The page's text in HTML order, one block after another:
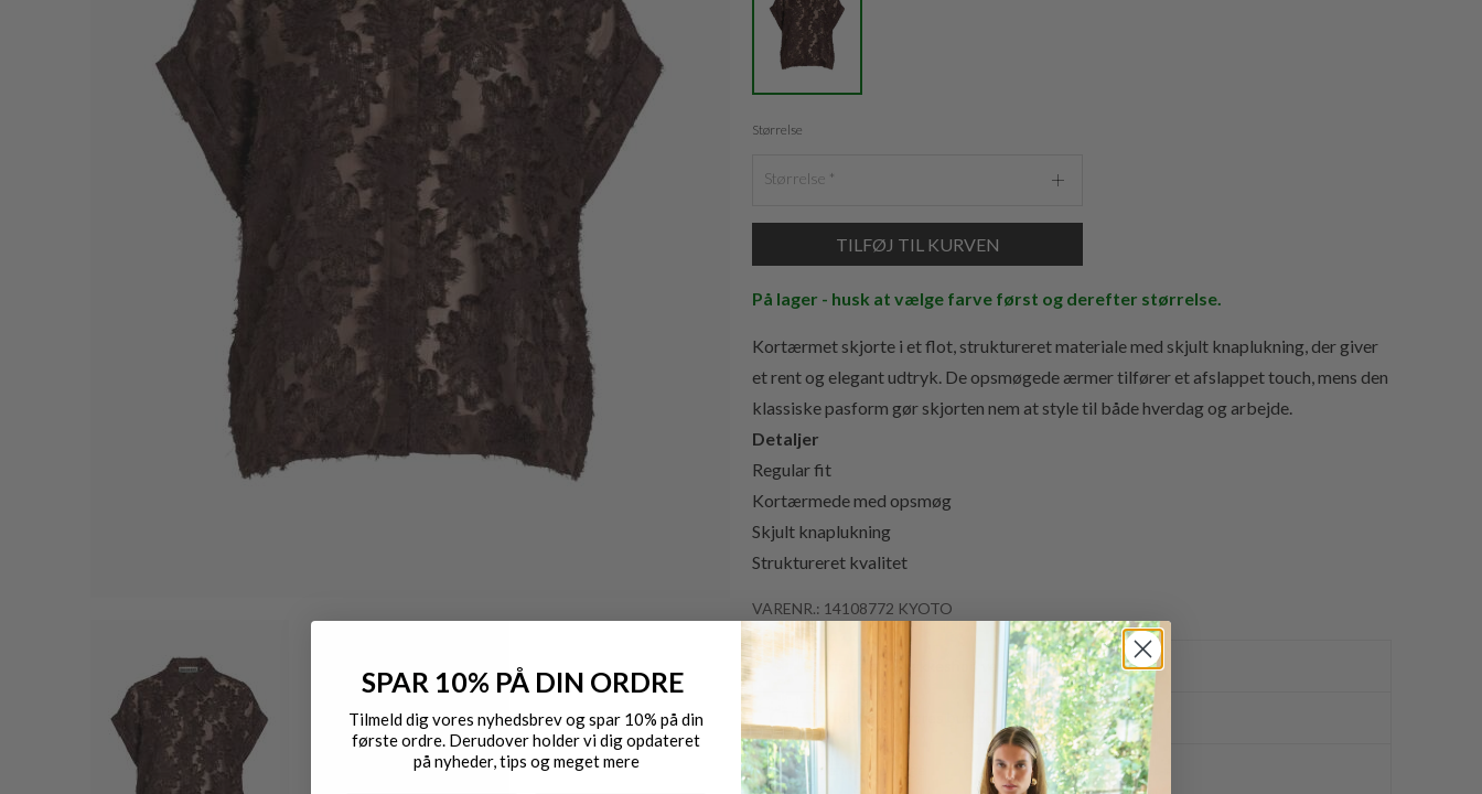
Størrelse
Størrelse
På lager - husk at vælge farve først og derefter størrelse.
Kortærmet skjorte i et flot, struktureret materiale med skjult knaplukning, der giver
et rent og elegant udtryk. De opsmøgede ærmer tilfører et afslappet touch, mens den
klassiske pasform gør skjorten nem at style til både hverdag og arbejde.
Detaljer
Regular fit
Kortærmede med opsmøg
Skjult knaplukning
Struktureret kvalitet
VARENR.: 14108772 KYOTO
Gratis fragt til pakkeshop ved køb over 400,-
Byt/Returnér i vores butikker
Levering 1-3 dage
SPAR 10% PÅ DIN ORDRE
Tilmeld dig vores nyhedsbrev og spar 10% på din
første ordre. Derudover holder vi dig opdateret
på nyheder, tips og meget mere